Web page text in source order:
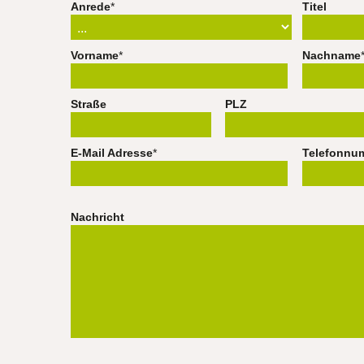
Anrede* Titel
Vorname* Nachname*
Straße PLZ
E-Mail Adresse*
Nachricht